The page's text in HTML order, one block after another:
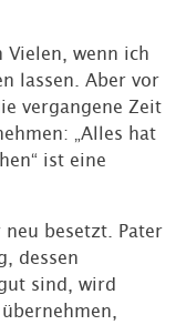
Vielen, wenn ich
lassen. Aber vor
vergangene Zeit
„Alles hat
ist eine
besetzt. Pater
dessen
sind, wird